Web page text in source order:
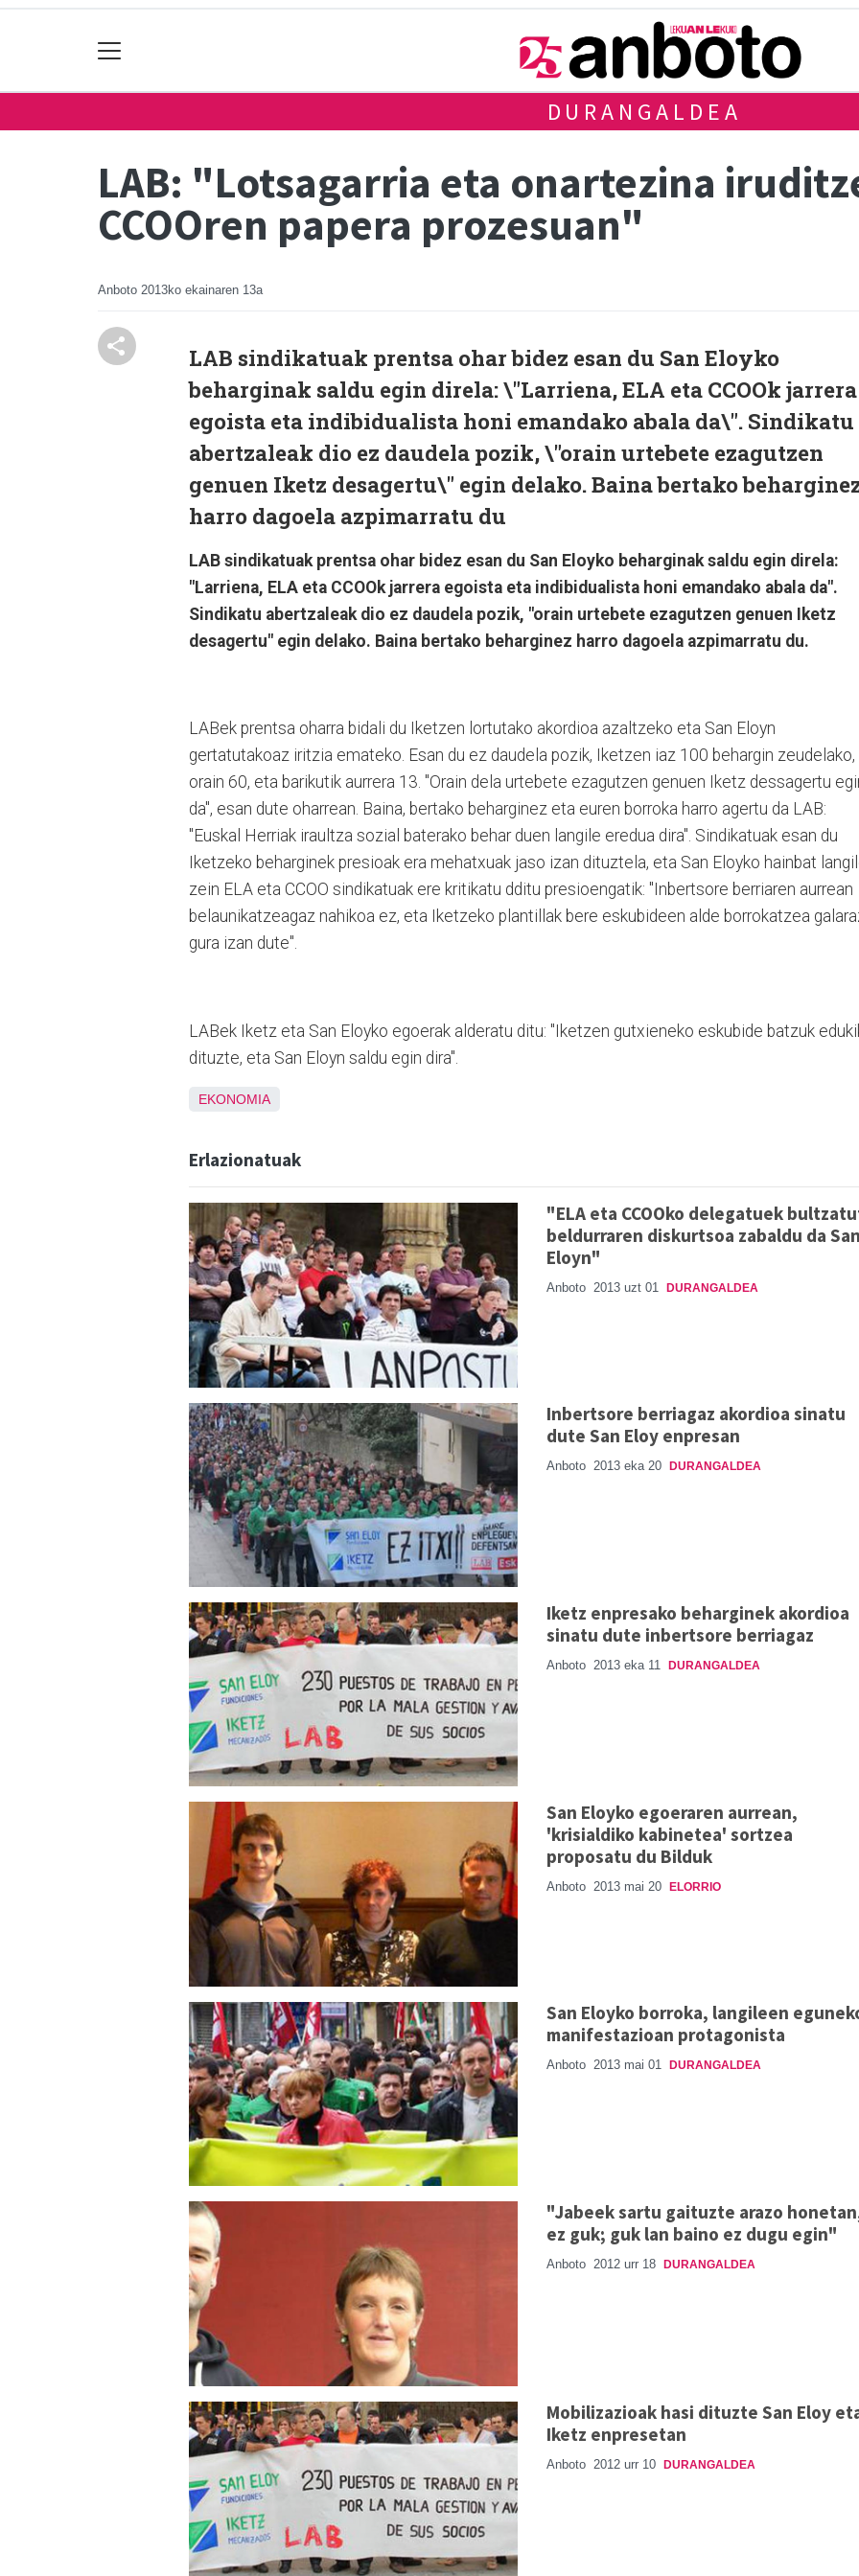
DURANGALDEA
LAB: "Lotsagarria eta onartezina
CCOOren papera prozesuan"
Anboto 2013ko ekainaren 13a
LAB sindikatuak prentsa ohar bidez esan du San Eloyko
beharginak saldu egin direla: \"Larriena, ELA eta CCOOk jarrera
egoista eta indibidualista honi emandako abala da\". Sindikatu
abertzaleak dio ez daudela pozik, \"orain urtebete ezagutzen
genuen Iketz desagertu\" egin delako. Baina bertako
harro dagoela azpimarratu du
LAB sindikatuak prentsa ohar bidez esan du San Eloyko beharginak saldu egin direla:
"Larriena, ELA eta CCOOk jarrera egoista eta indibidualista honi emandako abala da".
Sindikatu abertzaleak dio ez daudela pozik, "orain urtebete ezagutzen genuen Iketz
desagertu" egin delako. Baina bertako beharginez harro dagoela azpimarratu du.
LABek prentsa oharra bidali du Iketzen lortutako akordioa azaltzeko eta San Eloyn
gertatutakoaz iritzia emateko. Esan du ez daudela pozik, Iketzen iaz 100 behargin zeudelako,
orain 60, eta barikutik aurrera 13. "Orain dela urtebete ezagutzen genuen Iketz dessagertu
da", esan dute oharrean. Baina, bertako beharginez eta euren borroka harro agertu da LAB:
"Euskal Herriak iraultza sozial baterako behar duen langile eredua dira". Sindikatuak esan du
Iketzeko beharginek presioak era mehatxuak jaso izan dituztela, eta San Eloyko hainbat
zein ELA eta CCOO sindikatuak ere kritikatu dditu presioengatik: "Inbertsore berriaren aurrean
belaunikatzeagaz nahikoa ez, eta Iketzeko plantillak bere eskubideen alde borrokatzea
gura izan dute".
LABek Iketz eta San Eloyko egoerak alderatu ditu: "Iketzen gutxieneko eskubide batzuk
dituzte, eta San Eloyn saldu egin dira".
EKONOMIA
Erlazionatuak
"ELA eta CCOOko delegatuek
beldurraren diskurtsoa zabaldu da San
Eloyn"
Anboto 2013 uzt 01 DURANGALDEA
Inbertsore berriagaz akordioa sinatu
dute San Eloy enpresan
Anboto 2013 eka 20 DURANGALDEA
Iketz enpresako beharginek akordioa
sinatu dute inbertsore berriagaz
Anboto 2013 eka 11 DURANGALDEA
San Eloyko egoeraren aurrean,
'krisialdiko kabinetea' sortzea
proposatu du Bilduk
Anboto 2013 mai 20 ELORRIO
San Eloyko borroka, langileen
manifestazioan protagonista
Anboto 2013 mai 01 DURANGALDEA
"Jabeek sartu gaituzte arazo
ez guk; guk lan baino ez dugu egin"
Anboto 2012 urr 18 DURANGALDEA
Mobilizazioak hasi dituzte San Eloy
Iketz enpresetan
Anboto 2012 urr 10 DURANGALDEA